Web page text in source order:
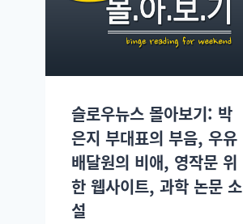
슬로우뉴스 몰아보기: 박
은지 부대표의 부음, 우유
배달원의 비애, 영작문 위
한 웹사이트, 과학 논문 소
설